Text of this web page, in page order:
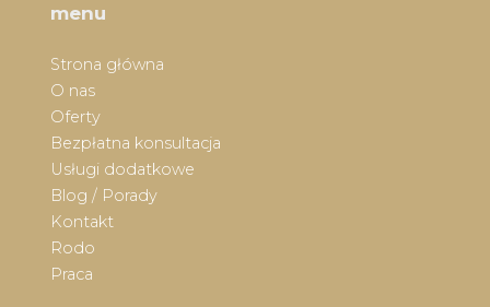
menu
Strona główna
O nas
Oferty
Bezpłatna konsultacja
Usługi dodatkowe
Blog / Porady
Kontakt
Rodo
Praca